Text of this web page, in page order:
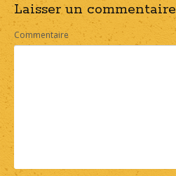
navigation
Laisser un commentaire
Commentaire